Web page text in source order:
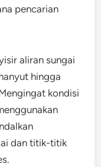
pencarian
aliran sungai
hingga
kondisi
dan titik-titik